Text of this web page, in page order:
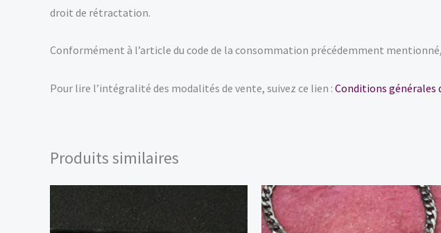
droit de rétractation.
Conformément à l’article du code de la consommation précédemment
Pour lire l’intégralité des modalités de vente, suivez ce lien : Conditions générales
Produits similaires